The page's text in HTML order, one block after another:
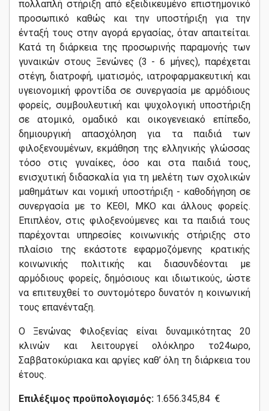
πολλαπλή στήριξη από εξειδικευμένο επιστημονικό
προσωπικό καθώς και την υποστήριξη για την
ένταξή τους στην αγορά εργασίας, όταν απαιτείται.
Κατά τη διάρκεια της προσωρινής παραμονής των
γυναικών στους Ξενώνες (3 - 6 μήνες), παρέχεται
στέγη, διατροφή, ιματισμός, ιατροφαρμακευτική και
υγειονομική φροντίδα σε συνεργασία με αρμόδιους
φορείς, συμβουλευτική και ψυχολογική υποστήριξη
σε ατομικό, ομαδικό και οικογενειακό επίπεδο,
δημιουργική απασχόληση για τα παιδιά των
φιλοξενουμένων, εκμάθηση της ελληνικής γλώσσας
τόσο στις γυναίκες, όσο και στα παιδιά τους,
ενισχυτική διδασκαλία για τη μελέτη των σχολικών
μαθημάτων και νομική υποστήριξη - καθοδήγηση σε
συνεργασία με το ΚΕΘΙ, ΜΚΟ και άλλους φορείς.
Επιπλέον, στις φιλοξενούμενες και τα παιδιά τους
παρέχονται υπηρεσίες κοινωνικής στήριξης στο
πλαίσιο της εκάστοτε εφαρμοζόμενης κρατικής
κοινωνικής πολιτικής και διασυνδέονται με
αρμόδιους φορείς, δημόσιους και ιδιωτικούς, ώστε
να επιτευχθεί το συντομότερο δυνατόν η κοινωνική
τους επανένταξη.
Ο Ξενώνας Φιλοξενίας είναι δυναμικότητας 20
κλινών και λειτουργεί ολόκληρο το24ωρο,
Σαββατοκύριακα και αργίες καθ’ όλη τη διάρκεια του
έτους.
Επιλέξιμος προϋπολογισμός: 1.656.345,84 €